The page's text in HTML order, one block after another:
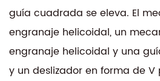
guía cuadrada se eleva. El
engranaje helicoidal, un
engranaje helicoidal y una
y un deslizador en forma de